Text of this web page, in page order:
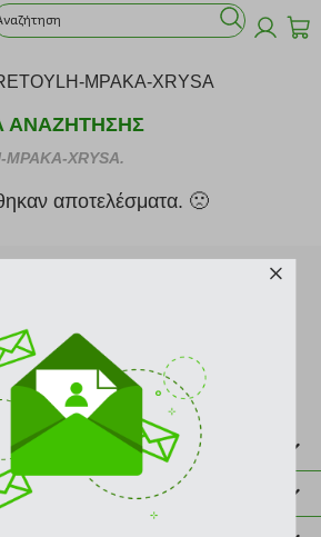
ΑΝΑΖΗΤΗΣΗΣ
MPAKA-XRYSA.
αποτελέσματα. 🙁
στο newsletter